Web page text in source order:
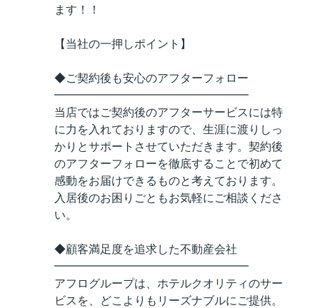
ます！！
【当社の一押しポイント】
◆ご契約後も安心のアフターフォロー
━━━━━━━━━━━━━━━━━
当店ではご契約後のアフターサービスには特
に力を入れておりますので、生涯に渡りしっ
かりとサポートさせていただきます。契約後
のアフターフォローを徹底することで初めて
感動をお届けできるものと考えております。
入居後のお困りごともお気軽にご相談くださ
い。
◆顧客満足度を追求した不動産会社
━━━━━━━━━━━━━━━━━
アフログループは、ホテルクオリティのサー
ビスを、どこよりもリーズナブルにご提供。